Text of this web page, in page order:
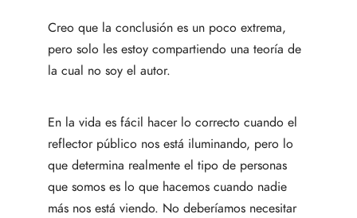
Creo que la conclusión es un poco extrema,
pero solo les estoy compartiendo una teoría de
la cual no soy el autor.
En la vida es fácil hacer lo correcto cuando el
reflector público nos está iluminando, pero lo
que determina realmente el tipo de personas
que somos es lo que hacemos cuando nadie
más nos está viendo. No deberíamos necesitar